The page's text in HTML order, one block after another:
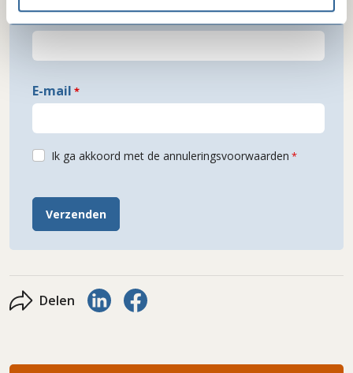
Telefoon
E-mail
Ik ga akkoord met de annuleringsvoorwaarden
Verzenden
Delen Delen via LinkedIn
Delen via Facebook